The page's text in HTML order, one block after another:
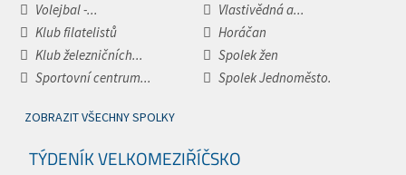
Volejbal -...
Vlastivědná a...
Klub filatelistů
Horáčan
Klub železničních...
Spolek žen
Sportovní centrum...
Spolek Jednoměsto.
ZOBRAZIT VŠECHNY SPOLKY
TÝDENÍK VELKOMEZIŘÍČSKO